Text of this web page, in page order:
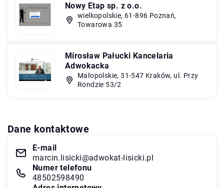
Nowy Etap sp. z o.o.
wielkopolskie, 61-896 Poznań,
Towarowa 35
Mirosław Pałucki Kancelaria
Adwokacka
Małopolskie, 31-547 Kraków, ul. Przy
Rondzie 53/2
Dane kontaktowe
E-mail
marcin.lisicki@adwokat-lisicki.pl
Numer telefonu
48502598490